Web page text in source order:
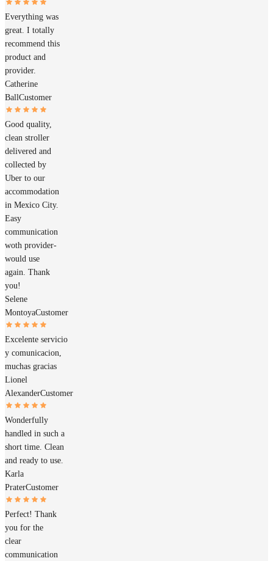
Everything was
great. I totally
recommend this
product and
provider.
Catherine
BallCustomer
Good quality,
clean stroller
delivered and
collected by
Uber to our
accommodation
in Mexico City.
Easy
communication
woth provider-
would use
again. Thank
you!
Selene
MontoyaCustomer
Excelente servicio
y comunicacion,
muchas gracias
Lionel
AlexanderCustomer
Wonderfully
handled in such a
short time. Clean
and ready to use.
Karla
PraterCustomer
Perfect! Thank
you for the
clear
communication